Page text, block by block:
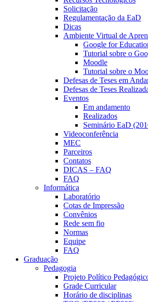
Solicitação
Regulamentação da EaD
Dicas
Ambiente Virtual de
Google for
Tutorial sobre o
Moodle
Tutorial sobre o
Defesas de Teses em
Defesas de Teses
Eventos
Em andamento
Realizados
Seminário EaD
Videoconferência
MEC
Parceiros
Contatos
DICAS – FAQ
FAQ
Informática
Laboratório
Cotas de Impressão
Convênios
Rede sem fio
Normas
Equipe
FAQ
Graduação
Pedagogia
Projeto Político
Grade Curricular
Horário de disciplinas